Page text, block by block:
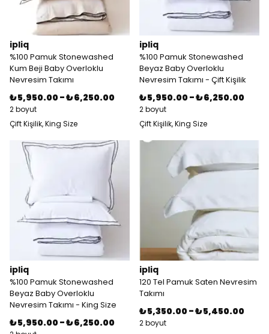
ipliq
%100 Pamuk Stonewashed
Kum Beji Baby Overloklu
Nevresim Takımı
₺ 5,950.00 -₺ 6,250.00
2 boyut
Çift Kişilik, King Size
ipliq
%100 Pamuk Stonewashed
Beyaz Baby Overloklu
Nevresim Takımı - Çift Kişilik
₺ 5,950.00 -₺ 6,250.00
2 boyut
Çift Kişilik, King Size
ipliq
%100 Pamuk Stonewashed
Beyaz Baby Overloklu
Nevresim Takımı - King Size
₺ 5,950.00 -₺ 6,250.00
ipliq
120 Tel Pamuk Saten Nevresim
Takımı
₺ 5,350.00 -₺ 5,450.00
2 boyut